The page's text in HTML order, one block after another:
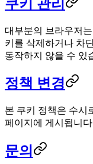
쿠키 관리
대부분의 브라우저
키를 삭제하거나 차
동작하지 않을 수 있
정책 변경
본 쿠키 정책은 수시
페이지에 게시됩니
문의